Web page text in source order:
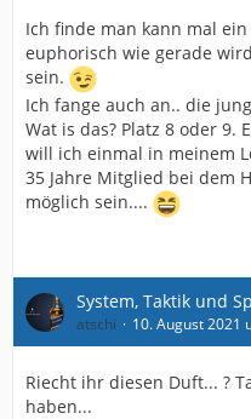
Ich finde man kann mal
euphorisch wie gerade
sein.
Ich fange auch an.. die
Wat is das? Platz 8 oder 9.
will ich einmal in meinem
35 Jahre Mitglied bei dem
möglich sein....
System, Taktik und
atschi 10. August 2021
Riecht ihr diesen Duft... ?
haben...